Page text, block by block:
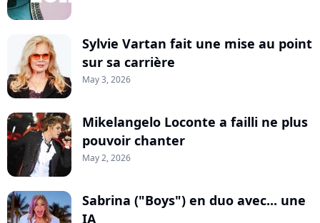
Sylvie Vartan fait une mise au point
sur sa carrière
May 3, 2026
Mikelangelo Loconte a failli ne plus
pouvoir chanter
May 2, 2026
Sabrina ("Boys") en duo avec... une
IA